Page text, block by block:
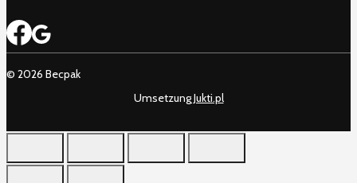
© 2026 Becpak
UmsetzungJukti.pl